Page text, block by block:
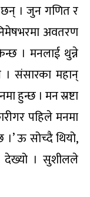
छन् । जुन गणित र
अवतरण
। मनलाई थुन्ने
संसारका महान्
हुन्छ । मन स्रष्टा
पहिले मनमा
।’ ऊ सोच्दै थियो,
देख्यो । सुशीलले